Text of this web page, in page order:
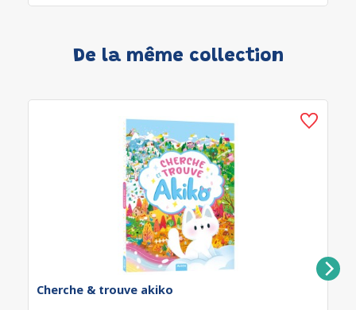
De la même collection
Cherche & trouve akiko